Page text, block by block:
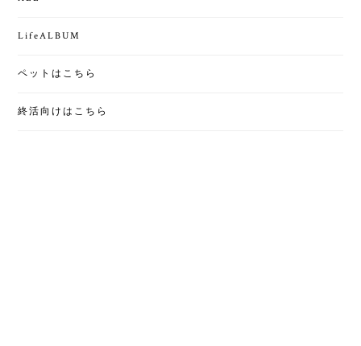
LifeALBUM
ペットはこちら
終活向けはこちら